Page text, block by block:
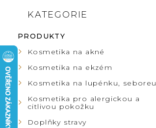
P
O
S
T
R
Přeskočit
KATEGORIE
PRODUKTY
Kosmetika na akné
Kosmetika na ekzém
Kosmetika na lupénku, seboreu
Kosmetika pro alergickou a
citlivou pokožku
Doplňky stravy